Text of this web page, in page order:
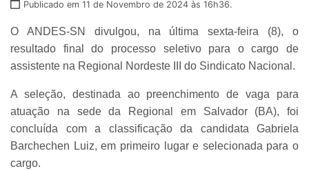
Publicado em 11 de Novembro de 2024 às 16h36.
O ANDES-SN divulgou, na última sexta-feira (8), o
resultado final do processo seletivo para o cargo de
assistente na Regional Nordeste III do Sindicato Nacional.
A seleção, destinada ao preenchimento de vaga para
atuação na sede da Regional em Salvador (BA), foi
concluída com a classificação da candidata Gabriela
Barchechen Luiz, em primeiro lugar e selecionada para o
cargo.